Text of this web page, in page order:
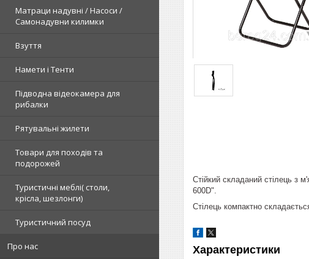
Матраци надувні / Насоси /
Самонадувни килимки
Взуття
Намети і Тенти
Підводна відеокамера для
рибалки
Рятувальні жилети
Товари для походів та
подорожей
Туристичні меблі( столи,
крісла, шезлонги)
Туристичний посуд
Про нас
Стійкий складаний стілець з
600D".
Стілець компактно
Характеристики